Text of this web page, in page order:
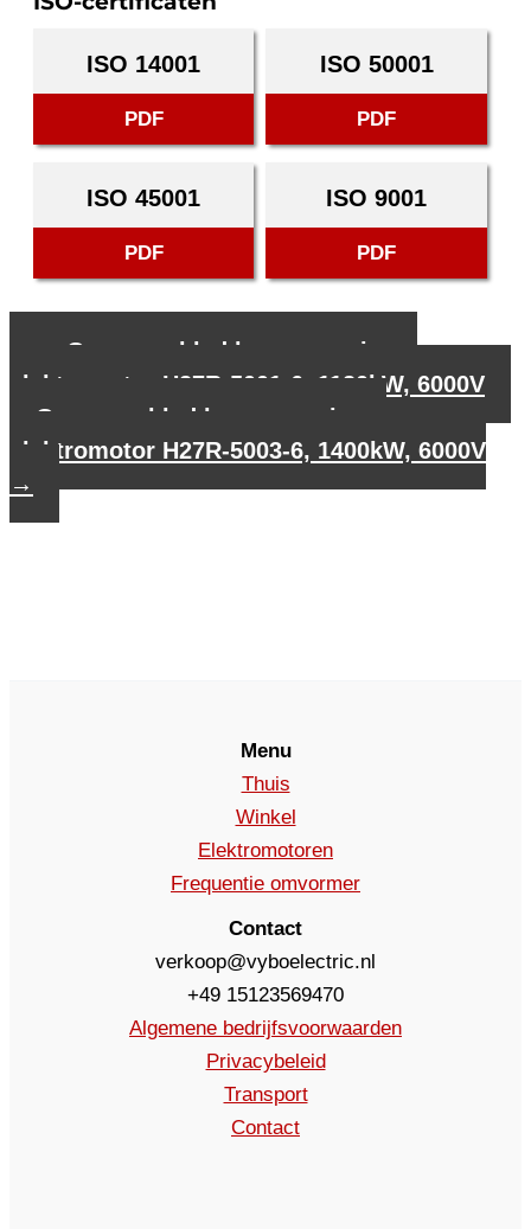
ISO 14001
PDF
ISO 50001
PDF
ISO 45001
PDF
ISO 9001
PDF
Gegevensblad hoogspannings-
elektromotor H27R-5001-6, 1120kW, 6000V
Gegevensblad hoogspannings-
elektromotor H27R-5003-6, 1400kW, 6000V
→
Menu
Thuis
Winkel
Elektromotoren
Frequentie omvormer
Contact
verkoop@vyboelectric.nl
+49 15123569470
Algemene bedrijfsvoorwaarden
Privacybeleid
Transport
Contact